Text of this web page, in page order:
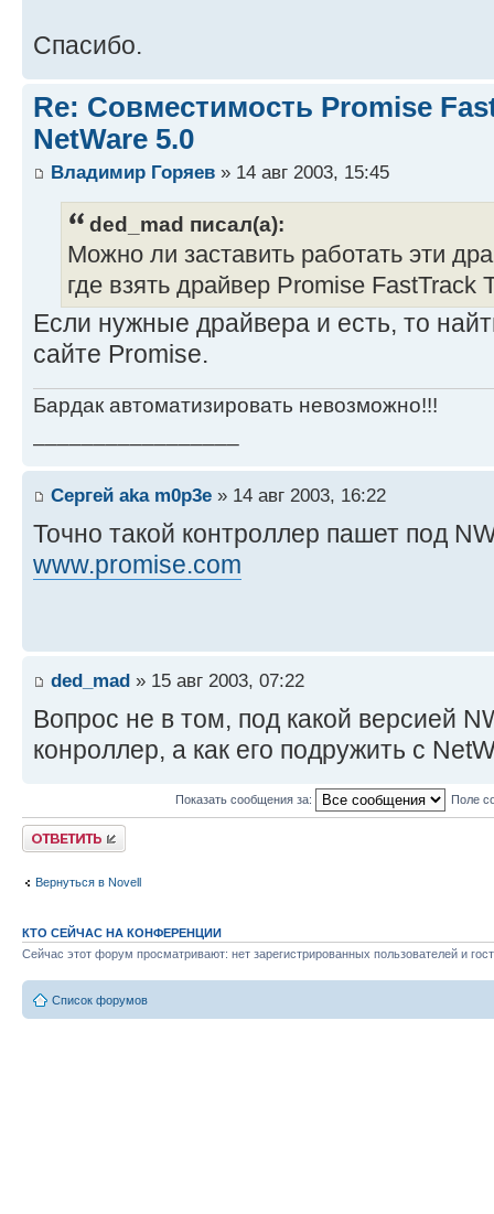
Спасибо.
Re: Совместимость Promise
NetWare 5.0
Владимир Горяев » 14 авг 2003, 15:45
ded_mad писал(а):
Можно ли заставить работать эти
где взять драйвер Promise FastTrack
Если нужные драйвера и есть, то
сайте Promise.
Бардак автоматизировать невозможно!!!
Сергей aka m0p3e » 14 авг 2003, 16:22
Точно такой контроллер пашет под
www.promise.com
ded_mad » 15 авг 2003, 07:22
Вопрос не в том, под какой версией
конроллер, а как его подружить с
Показать сообщения за: Поле
Ответить
Вернуться в Novell
КТО СЕЙЧАС НА КОНФЕРЕНЦИИ
Сейчас этот форум просматривают: нет зарегистрированных пользователей и
Список форумов